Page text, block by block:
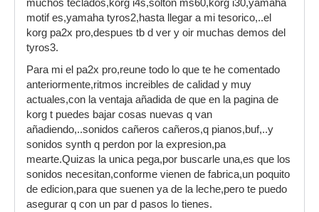
muchos teclados,korg i4s,solton ms60,korg i30,yamaha
motif es,yamaha tyros2,hasta llegar a mi tesorico,..el
korg pa2x pro,despues tb d ver y oir muchas demos del
tyros3.
Para mi el pa2x pro,reune todo lo que te he comentado
anteriormente,ritmos increibles de calidad y muy
actuales,con la ventaja añadida de que en la pagina de
korg t puedes bajar cosas nuevas q van
añadiendo,..sonidos cañeros cañeros,q pianos,buf,..y
sonidos synth q perdon por la expresion,pa
mearte.Quizas la unica pega,por buscarle una,es que los
sonidos necesitan,conforme vienen de fabrica,un poquito
de edicion,para que suenen ya de la leche,pero te puedo
asegurar q con un par d pasos lo tienes.